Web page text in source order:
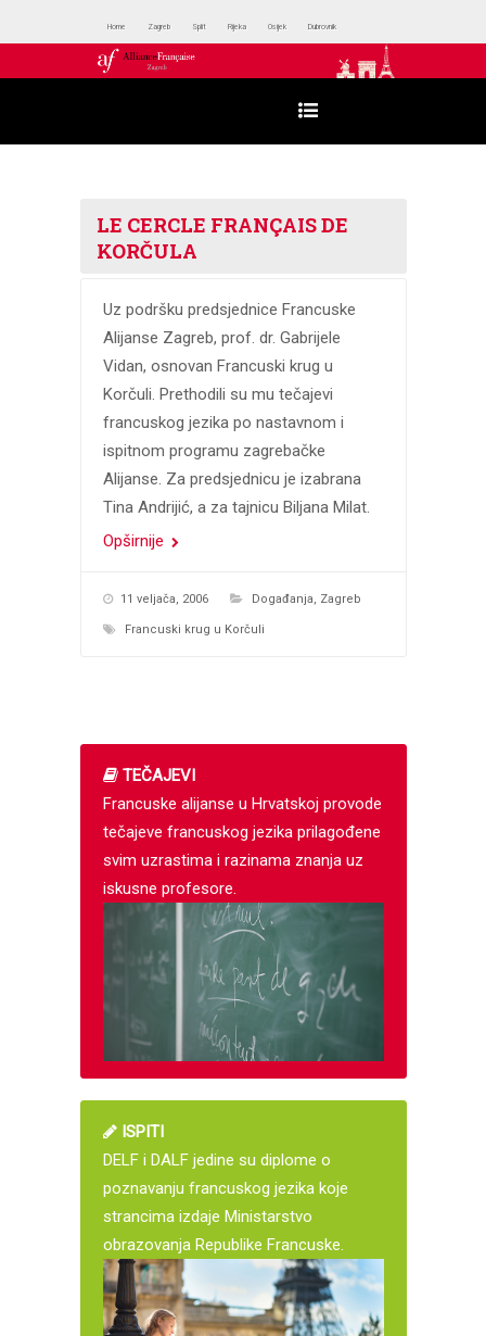
Home Zagreb Split Rijeka Osijek Dubrovnik
LE CERCLE FRANÇAIS DE
KORČULA
Uz podršku predsjednice Francuske
Alijanse Zagreb, prof. dr. Gabrijele
Vidan, osnovan Francuski krug u
Korčuli. Prethodili su mu tečajevi
francuskog jezika po nastavnom i
ispitnom programu zagrebačke
Alijanse. Za predsjednicu je izabrana
Tina Andrijić, a za tajnicu Biljana Milat.
Opširnije
11 veljača, 2006 Događanja, Zagreb
Francuski krug u Korčuli
TEČAJEVI
Francuske alijanse u Hrvatskoj provode
tečajeve francuskog jezika prilagođene
svim uzrastima i razinama znanja uz
iskusne profesore.
ISPITI
DELF i DALF jedine su diplome o
poznavanju francuskog jezika koje
strancima izdaje Ministarstvo
obrazovanja Republike Francuske.